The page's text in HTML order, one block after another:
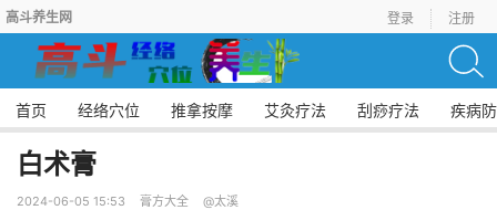
高斗养生网 登录 注册
首页 经络穴位 推拿按摩 艾灸疗法 刮痧疗法 疾病
白术膏
2024-06-05 15:53 膏方大全 @太溪